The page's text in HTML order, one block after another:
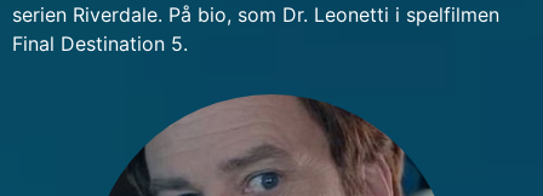
serien Riverdale. På bio, som Dr. Leonetti i spelfilmen
Final Destination 5.